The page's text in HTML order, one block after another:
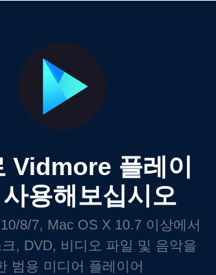
Vidmore 플레이
용해보십시오
8/7, Mac OS X 10.7 이상에서
, DVD, 비디오 파일 및 음악을
범용 미디어 플레이어